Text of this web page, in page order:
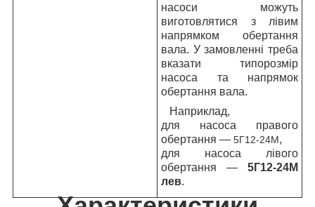
насоси можуть
виготовлятися з лівим
напрямком обертання
вала. У замовленні треба
вказати типорозмір
насоса та напрямок
обертання вала.
Наприклад,
для насоса правого
обертання — 5Г12-24М,
для насоса лівого
обертання — 5Г12-24М
лев.